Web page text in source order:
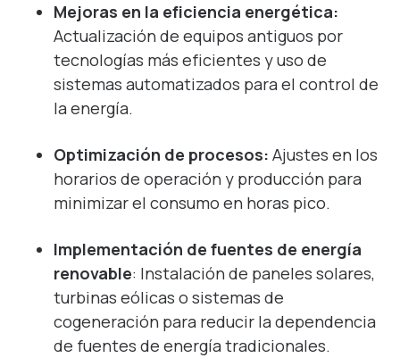
Mejoras en la eficiencia energética:
Actualización de equipos antiguos por
tecnologías más eficientes y uso de
sistemas automatizados para el control de
la energía.
Optimización de procesos: Ajustes en los
horarios de operación y producción para
minimizar el consumo en horas pico.
Implementación de fuentes de energía
renovable: Instalación de paneles solares,
turbinas eólicas o sistemas de
cogeneración para reducir la dependencia
de fuentes de energía tradicionales.